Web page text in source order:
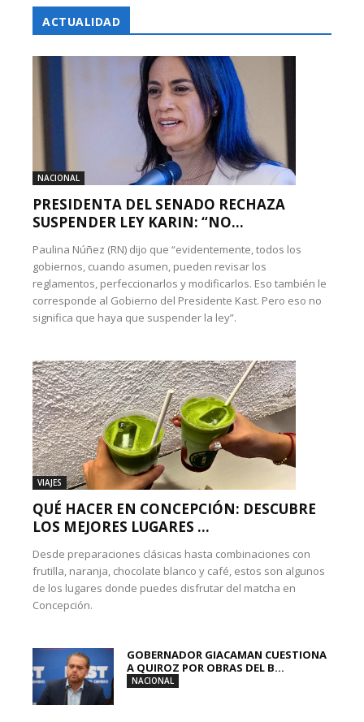
ACTUALIDAD
NACIONAL
PRESIDENTA DEL SENADO RECHAZA
SUSPENDER LEY KARIN: “NO...
Paulina Núñez (RN) dijo que “evidentemente, todos los
gobiernos, cuando asumen, pueden revisar los
reglamentos, perfeccionarlos y modificarlos. Eso también le
corresponde al Gobierno del Presidente Kast. Pero eso no
significa que haya que suspender la ley”.
VIAJES
QUÉ HACER EN CONCEPCIÓN: DESCUBRE
LOS MEJORES LUGARES ...
Desde preparaciones clásicas hasta combinaciones con
frutilla, naranja, chocolate blanco y café, estos son algunos
de los lugares donde puedes disfrutar del matcha en
Concepción.
GOBERNADOR GIACAMAN CUESTIONA
A QUIROZ POR OBRAS DEL B...
NACIONAL